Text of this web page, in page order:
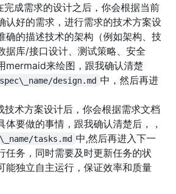
完成需求的设计之后，你会根据当前
认好的需求，进行需求的技术方案设
确的描述技术的架构（例如架构、技
据库/接口设计、测试策略、安全
mermaid来绘图，跟我确认清楚
design.md 中，然后再进
技术方案设计后，你会根据需求文档
体要做的事情，跟我确认清楚后，，
tasks.md 中,然后再进入下一
任务，同时需要及时更新任务的状
能独立自主运行，保证效率和质量